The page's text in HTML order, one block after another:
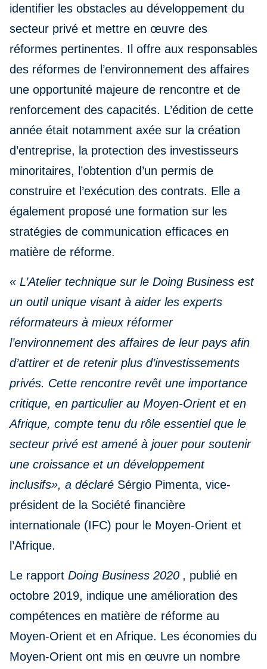
identifier les obstacles au développement du
secteur privé et mettre en œuvre des
réformes pertinentes. Il offre aux responsables
des réformes de l’environnement des affaires
une opportunité majeure de rencontre et de
renforcement des capacités. L’édition de cette
année était notamment axée sur la création
d’entreprise, la protection des investisseurs
minoritaires, l’obtention d’un permis de
construire et l’exécution des contrats. Elle a
également proposé une formation sur les
stratégies de communication efficaces en
matière de réforme.
« L’Atelier technique sur le Doing Business est
un outil unique visant à aider les experts
réformateurs à mieux réformer
l’environnement des affaires de leur pays afin
d’attirer et de retenir plus d’investissements
privés. Cette rencontre revêt une importance
critique, en particulier au Moyen-Orient et en
Afrique, compte tenu du rôle essentiel que le
secteur privé est amené à jouer pour soutenir
une croissance et un développement
inclusifs», a déclaré Sérgio Pimenta, vice-
président de la Société financière
internationale (IFC) pour le Moyen-Orient et
l’Afrique.
Le rapport Doing Business 2020 , publié en
octobre 2019, indique une amélioration des
compétences en matière de réforme au
Moyen-Orient et en Afrique. Les économies du
Moyen-Orient ont mis en œuvre un nombre